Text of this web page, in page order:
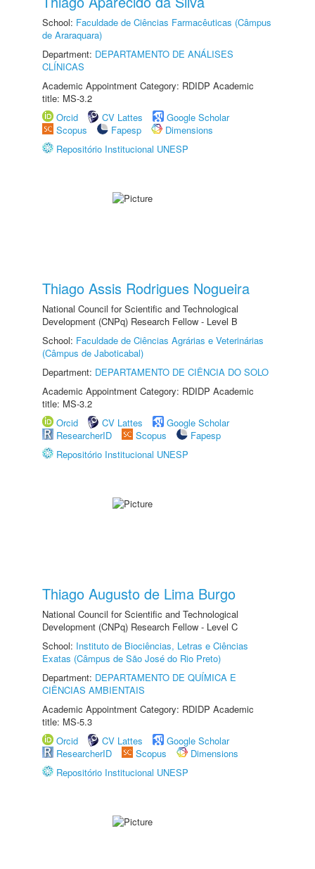
School: Faculdade de Ciências Farmacêuticas (Câmpus
de Araraquara)
Department: DEPARTAMENTO DE ANÁLISES
CLÍNICAS
Academic Appointment Category: RDIDP Academic
title: MS-3.2
Orcid
CV Lattes
Google Scholar
Scopus
Fapesp
Dimensions
Repositório Institucional UNESP
Thiago Assis Rodrigues Nogueira
National Council for Scientific and Technological
Development (CNPq) Research Fellow - Level B
School: Faculdade de Ciências Agrárias e Veterinárias
(Câmpus de Jaboticabal)
Department: DEPARTAMENTO DE CIÊNCIA DO SOLO
Academic Appointment Category: RDIDP Academic
title: MS-3.2
Orcid
CV Lattes
Google Scholar
ResearcherID
Scopus
Fapesp
Repositório Institucional UNESP
Thiago Augusto de Lima Burgo
National Council for Scientific and Technological
Development (CNPq) Research Fellow - Level C
School: Instituto de Biociências, Letras e Ciências
Exatas (Câmpus de São José do Rio Preto)
Department: DEPARTAMENTO DE QUÍMICA E
CIÊNCIAS AMBIENTAIS
Academic Appointment Category: RDIDP Academic
title: MS-5.3
Orcid
CV Lattes
Google Scholar
ResearcherID
Scopus
Dimensions
Repositório Institucional UNESP